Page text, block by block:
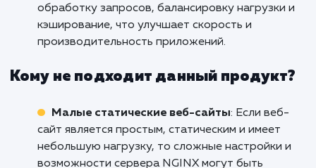
эффективную обработку запросов и
способность масштабирования, что
важно для разработчиков и хостинг-
уязвимости и настроить соответствующие
механизмы безопасности. Он обеспечивает